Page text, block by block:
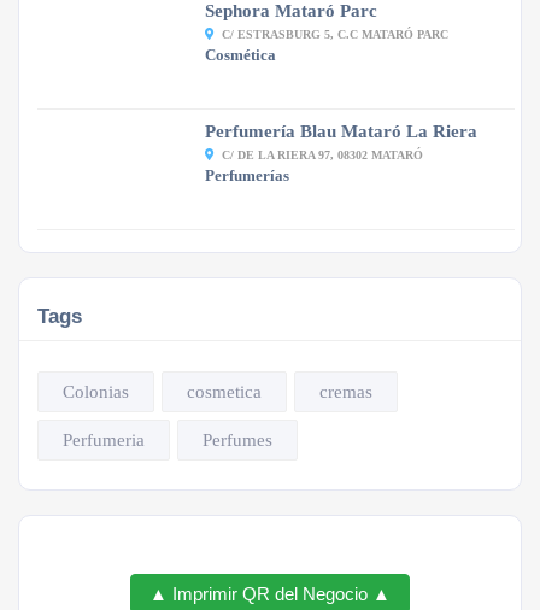
Sephora Mataró Parc
C/ ESTRASBURG 5, C.C MATARÓ PARC
Cosmética
Perfumería Blau Mataró La Riera
C/ DE LA RIERA 97, 08302 MATARÓ
Perfumerías
Tags
Colonias cosmetica cremas
Perfumeria Perfumes
▲ Imprimir QR del Negocio ▲